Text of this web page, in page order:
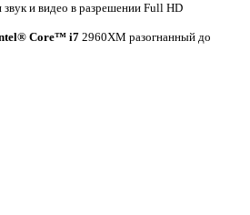
и видео в разрешении Full HD
Core™ i72960XM разогнанный до